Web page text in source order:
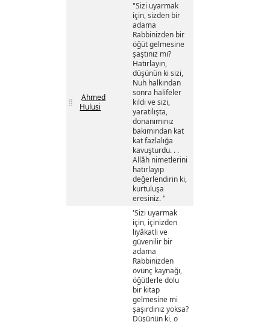
Ahmed
Hulusi
"Sizi uyarmak
için, sizden bir
adama
Rabbinizden bir
öğüt gelmesine
şaştınız mı?
Hatırlayın,
düşünün ki sizi,
Nuh halkından
sonra halifeler
kıldı ve sizi,
yaratılışta,
donanımınız
bakımından kat
kat fazlalığa
kavuşturdu. . .
Allâh nimetlerini
hatırlayıp
değerlendirin ki,
kurtuluşa
eresiniz. "
'Sizi uyarmak
için, içinizden
liyâkatli ve
güvenilir bir
adama
Rabbinizden
övünç kaynağı,
öğütlerle dolu
bir kitap
gelmesine mi
şaşırdınız yoksa?
Düşünün ki, o